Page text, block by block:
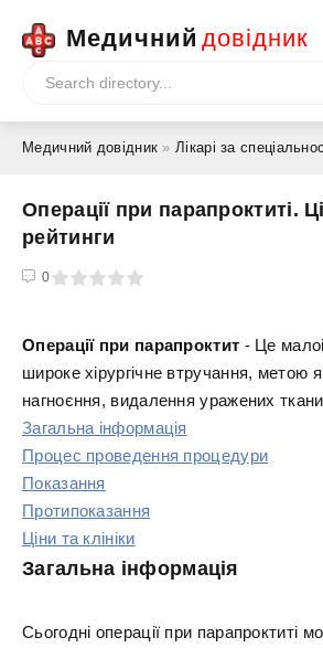
Медичний довідник
Медичний довідник »Лікарі за
Операції при парапроктиті.
рейтинги
0
5
Операції при парапроктит - Це
широке хірургічне втручання, метою
нагноєння, видалення уражених
Загальна інформація
Процес проведення процедури
Показання
Протипоказання
Ціни та клініки
Загальна інформація
Сьогодні операції при парапроктиті